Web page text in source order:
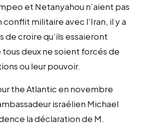
et Netanyahou n’aient pas
conflit militaire avec l’Iran, il y a
de croire qu’ils essaieront
deux ne soient forcés de
ou leur pouvoir.
the Atlantic en novembre
israélien Michael
la déclaration de M.